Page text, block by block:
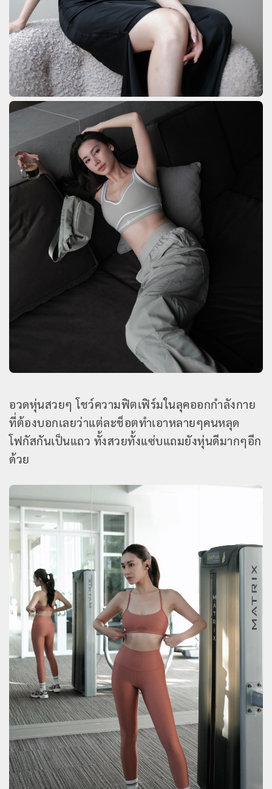
อวดหุ่นสวยๆ โชว์ความฟิตเฟิร์มในลุคออกกำลังกาย
ที่ต้องบอกเลยว่าแต่ละช็อตทำเอาหลายๆคนหลุด
โฟกัสกันเป็นแถว ทั้งสวยทั้งแซ่บแถมยังหุ่นดีมากๆอีก
ด้วย